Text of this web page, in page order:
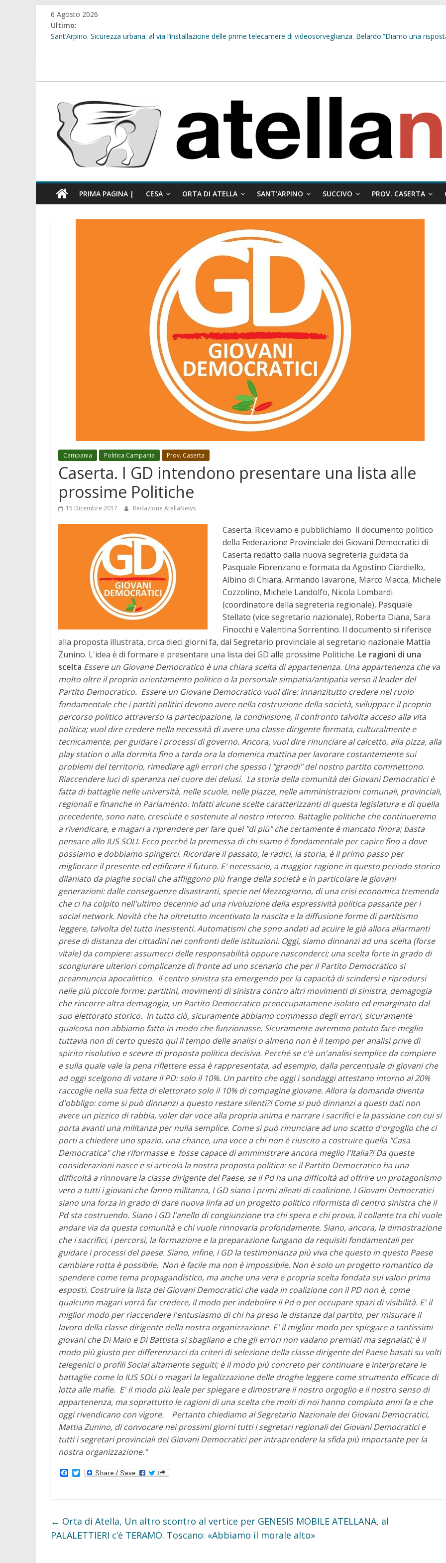
Salta
contenuto
6 Agosto 2026
Ultimo:
Sant’Arpino. Sicurezza urbana: al via l’installazione delle prime telecamere di videosorveglianza. Belardo:”Diamo una
Sant’Arpino. Consiglio comunale del 29 luglio, il gruppo misto:”La verità dei fatti, le bugie hanno le gambe corte. Altro che
Calcio a 5. Nasce l’ASD Cesa
atellanews.it
PRIMA PAGINA | CESA ORTA DI ATELLA SANT’ARPINO SUCCIVO PROV. CASERTA
Campania Politica Campania Prov. Caserta
Caserta. I GD intendono presentare una lista alle
prossime Politiche
15 Dicembre 2017 Redazione AtellaNews
Caserta. Riceviamo e pubblichiamo il documento politico
della Federazione Provinciale dei Giovani Democratici di
Caserta redatto dalla nuova segreteria guidata da
Pasquale Fiorenzano e formata da Agostino Ciardiello,
Albino di Chiara, Armando Iavarone, Marco Macca, Michele
Cozzolino, Michele Landolfo, Nicola Lombardi
(coordinatore della segreteria regionale), Pasquale
Stellato (vice segretario nazionale), Roberta Diana, Sara
Finocchi e Valentina Sorrentino. Il documento si riferisce
alla proposta illustrata, circa dieci giorni fa, dal Segretario provinciale al segretario nazionale Mattia
Zunino. L'idea è di formare e presentare una lista dei GD alle prossime Politiche. Le ragioni di una
scelta Essere un Giovane Democratico è una chiara scelta di appartenenza. Una appartenenza che va
molto oltre il proprio orientamento politico o la personale simpatia/antipatia verso il leader del
Partito Democratico. Essere un Giovane Democratico vuol dire: innanzitutto credere nel ruolo
fondamentale che i partiti politici devono avere nella costruzione della società, sviluppare il proprio
percorso politico attraverso la partecipazione, la condivisione, il confronto talvolta acceso alla vita
politica; vuol dire credere nella necessità di avere una classe dirigente formata, culturalmente e
tecnicamente, per guidare i processi di governo. Ancora, vuol dire rinunciare al calcetto, alla pizza, alla
play station o alla dormita fino a tarda ora la domenica mattina per lavorare costantemente sui
problemi del territorio, rimediare agli errori che spesso i "grandi" del nostro partito commettono.
Riaccendere luci di speranza nel cuore dei delusi. La storia della comunità dei Giovani Democratici è
fatta di battaglie nelle università, nelle scuole, nelle piazze, nelle amministrazioni comunali, provinciali,
regionali e finanche in Parlamento. Infatti alcune scelte caratterizzanti di questa legislatura e di quella
precedente, sono nate, cresciute e sostenute al nostro interno. Battaglie politiche che continueremo
a rivendicare, e magari a riprendere per fare quel "di più" che certamente è mancato finora; basta
pensare allo IUS SOLI. Ecco perché la premessa di chi siamo è fondamentale per capire fino a dove
possiamo e dobbiamo spingerci. Ricordare il passato, le radici, la storia, è il primo passo per
migliorare il presente ed edificare il futuro. E' necessario, a maggior ragione in questo periodo storico
dilaniato da piaghe sociali che affliggono più frange della società e in particolare le giovani
generazioni: dalle conseguenze disastranti, specie nel Mezzogiorno, di una crisi economica tremenda
che ci ha colpito nell'ultimo decennio ad una rivoluzione della espressività politica passante per i
social network. Novità che ha oltretutto incentivato la nascita e la diffusione forme di partitismo
leggere, talvolta del tutto inesistenti. Automatismi che sono andati ad acuire le già allora allarmanti
prese di distanza dei cittadini nei confronti delle istituzioni. Oggi, siamo dinnanzi ad una scelta (forse
vitale) da compiere: assumerci delle responsabilità oppure nasconderci; una scelta forte in grado di
scongiurare ulteriori complicanze di fronte ad uno scenario che per il Partito Democratico si
preannuncia apocalittico. Il centro sinistra sta emergendo per la capacità di scindersi e riprodursi
nelle più piccole forme: partitini, movimenti di sinistra contro altri movimenti di sinistra, demagogia
che rincorre altra demagogia, un Partito Democratico preoccupatamene isolato ed emarginato dal
suo elettorato storico. In tutto ciò, sicuramente abbiamo commesso degli errori, sicuramente
qualcosa non abbiamo fatto in modo che funzionasse. Sicuramente avremmo potuto fare meglio
tuttavia non di certo questo qui il tempo delle analisi o almeno non è il tempo per analisi prive di
spirito risolutivo e scevre di proposta politica decisiva. Perché se c'è un'analisi semplice da compiere
e sulla quale vale la pena riflettere essa è rappresentata, ad esempio, dalla percentuale di giovani che
ad oggi scelgono di votare il PD: solo il 10%. Un partito che oggi i sondaggi attestano intorno al 20%
raccoglie nella sua fetta di elettorato solo il 10% di compagine giovane. Allora la domanda diventa
d'obbligo: come si può dinnanzi a questo restare silenti?! Come si può dinnanzi a questi dati non
avere un pizzico di rabbia, voler dar voce alla propria anima e narrare i sacrifici e la passione con cui si
porta avanti una militanza per nulla semplice. Come si può rinunciare ad uno scatto d'orgoglio che ci
porti a chiedere uno spazio, una chance, una voce a chi non è riuscito a costruire quella "Casa
Democratica" che riformasse e fosse capace di amministrare ancora meglio l'Italia?! Da queste
considerazioni nasce e si articola la nostra proposta politica: se il Partito Democratico ha una
difficoltà a rinnovare la classe dirigente del Paese, se il Pd ha una difficoltà ad offrire un protagonismo
vero a tutti i giovani che fanno militanza, I GD siano i primi alleati di coalizione. I Giovani Democratici
siano una forza in grado di dare nuova linfa ad un progetto politico riformista di centro sinistra che il
Pd sta costruendo. Siano i GD l'anello di congiunzione tra chi spera e chi prova, il collante tra chi vuole
andare via da questa comunità e chi vuole rinnovarla profondamente. Siano, ancora, la dimostrazione
che i sacrifici, i percorsi, la formazione e la preparazione fungano da requisiti fondamentali per
guidare i processi del paese. Siano, infine, i GD la testimonianza più viva che questo in questo Paese
cambiare rotta è possibile. Non è facile ma non è impossibile. Non è solo un progetto romantico da
spendere come tema propagandistico, ma anche una vera e propria scelta fondata sui valori prima
esposti. Costruire la lista dei Giovani Democratici che vada in coalizione con il PD non è, come
qualcuno magari vorrà far credere, il modo per indebolire il Pd o per occupare spazi di visibilità. E' il
miglior modo per riaccendere l'entusiasmo di chi ha preso le distanze dal partito, per misurare il
lavoro della classe dirigente della nostra organizzazione. E' il miglior modo per spiegare a tantissimi
giovani che Di Maio e Di Battista si sbagliano e che gli errori non vadano premiati ma segnalati; è il
modo più giusto per differenziarci da criteri di selezione della classe dirigente del Paese basati su volti
telegenici o profili Social altamente seguiti; è il modo più concreto per continuare e interpretare le
battaglie come lo IUS SOLI o magari la legalizzazione delle droghe leggere come strumento efficace di
lotta alle mafie. E' il modo più leale per spiegare e dimostrare il nostro orgoglio e il nostro senso di
appartenenza, ma soprattutto le ragioni di una scelta che molti di noi hanno compiuto anni fa e che
oggi rivendicano con vigore.
Pertanto chiediamo al Segretario Nazionale dei Giovani Democratici,
Mattia Zunino, di convocare nei prossimi giorni tutti i segretari regionali dei Giovani Democratici e
tutti i segretari provinciali dei Giovani Democratici per intraprendere la sfida più importante per la
nostra organizzazione."
o
T
r
← Orta di Atella, Un altro scontro al vertice per GENESIS MOBILE ATELLANA, al
PALALETTIERI c’è TERAMO. Toscano: «Abbiamo il morale alto»